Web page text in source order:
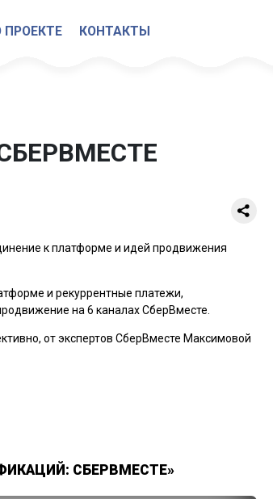
ПРОЕКТЕ КОНТАКТЫ
к платформе и идей продвижения
и рекуррентные платежи,
на 6 каналах СберВместе.
от экспертов СберВместе Максимовой
СБЕРВМЕСТЕ»